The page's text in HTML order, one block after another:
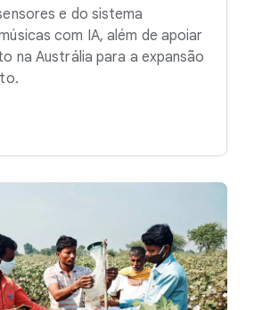
e do sistema
com IA, além de apoiar
na Austrália para a expansão